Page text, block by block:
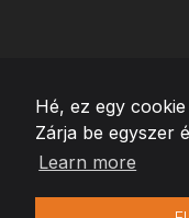
Hé, ez egy
Zárja be egyszer
Learn more
© Szerzői jog2026
Changelog ● Ezen